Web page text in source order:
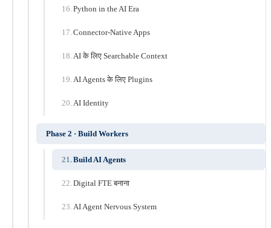
Python in the AI Era
Connector-Native Apps
AI के लिए Searchable Context
AI Agents के लिए Plugins
AI Identity
Phase 2 · Build Workers
Build AI Agents
Digital FTE बनाना
AI Agent Nervous System